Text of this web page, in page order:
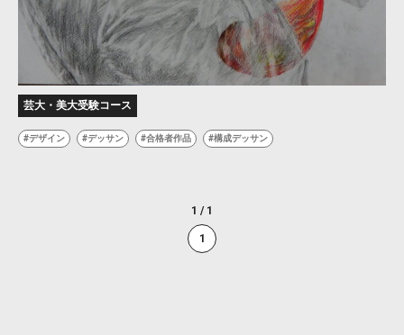
芸大・美大受験コース
デザイン デッサン 合格者作品 構成デッサン
1 / 1
1